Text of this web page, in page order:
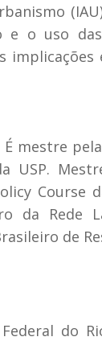
e o uso
mestre
USP.
Course
da Rede
de
do